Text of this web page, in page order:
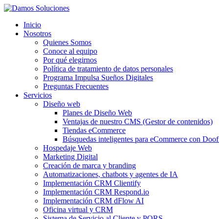
Inicio
Nosotros
Quienes Somos
Conoce al equipo
Por qué elegirnos
Política de tratamiento de datos personales
Programa Impulsa Sueños Digitales
Preguntas Frecuentes
Servicios
Diseño web
Planes de Diseño Web
Ventajas de nuestro CMS (Gestor de contenidos)
Tiendas eCommerce
Búsquedas inteligentes para eCommerce con
Hospedaje Web
Marketing Digital
Creación de marca y branding
Automatizaciones, chatbots y agentes de IA
Implementación CRM Clientify
Implementación CRM Respond.io
Implementación CRM dFlow AI
Oficina virtual y CRM